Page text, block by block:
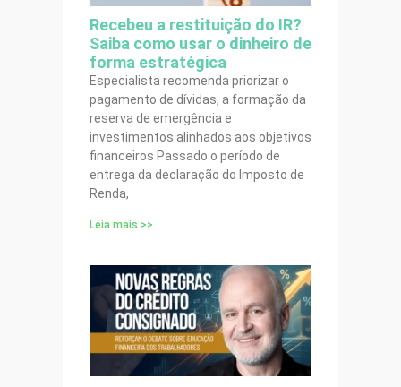
Recebeu a restituição do IR?
Saiba como usar o dinheiro de
forma estratégica
Especialista recomenda priorizar o
pagamento de dívidas, a formação da
reserva de emergência e
investimentos alinhados aos objetivos
financeiros Passado o período de
entrega da declaração do Imposto de
Renda,
Leia mais >>